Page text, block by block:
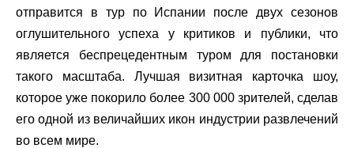
отправится в тур по Испании после двух сезонов
оглушительного успеха у критиков и публики, что
является беспрецедентным туром для постановки
такого масштаба. Лучшая визитная карточка шоу,
которое уже покорило более 300 000 зрителей, сделав
его одной из величайших икон индустрии развлечений
во всем мире.